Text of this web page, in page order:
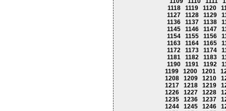
1118
1119 1120
1127
1128 1129
1136
1137 1138
1145
1146 1147
1154
1155 1156
1163
1164 1165
1172
1173 1174
1181
1182 1183
1190
1191 1192
1199
1200 1201
1208
1209 1210
1217
1218 1219
1226
1227 1228
1235
1236 1237
1244
1245 1246